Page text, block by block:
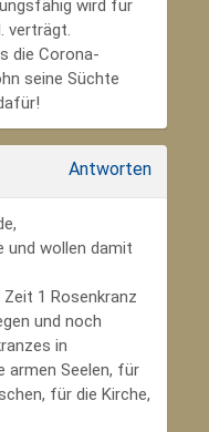
wird für
verträgt.
die Corona-
seine Süchte
Antworten
und wollen damit
1 Rosenkranz
und noch
in
armen Seelen, für
für die Kirche,